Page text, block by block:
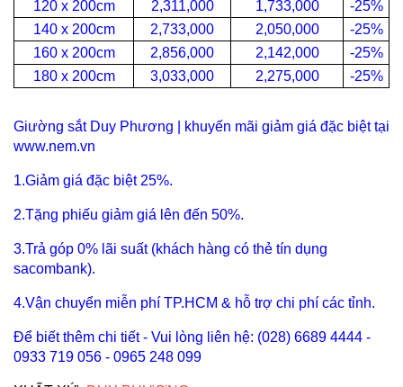
120 x 200cm 2,311,000 1,733,000
-25%
140 x 200cm
2,733,000 2,050,000
-25%
160 x 200cm
2,856,000 2,142,000
-25%
180 x 200cm
3,033,000 2,275,000 -25%
Giường sắt Duy Phương | khuyến mãi giảm giá đặc biệt tại
www.nem.vn
1.Giảm giá đặc biệt 25%.
2.Tặng phiếu giảm giá lên đến 50%.
3.Trả góp 0% lãi suất (khách hàng có thẻ tín dụng
sacombank).
4.Vận chuyển miễn phí TP.HCM & hỗ trợ chi phí các tỉnh.
Để biết thêm chi tiết - Vui lòng liên hệ: (028) 6689 4444 -
0933 719 056 - 0965 248 099